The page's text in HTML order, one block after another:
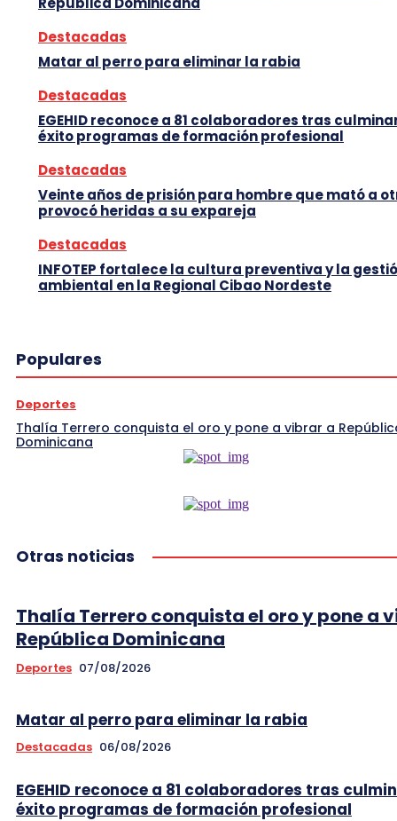
Destacadas
Matar al perro para eliminar la rabia
Destacadas
EGEHID reconoce a 81 colaboradores tras
éxito programas de formación profesional
Destacadas
Veinte años de prisión para hombre que mató a
provocó heridas a su expareja
Destacadas
INFOTEP fortalece la cultura preventiva y la
ambiental en la Regional Cibao Nordeste
Populares
Deportes
Thalía Terrero conquista el oro y pone a vibrar a
Dominicana
Otras noticias
Thalía Terrero conquista el oro y pone a
República Dominicana
Deportes 07/08/2026
Matar al perro para eliminar la rabia
Destacadas 06/08/2026
EGEHID reconoce a 81 colaboradores tras
éxito programas de formación profesional